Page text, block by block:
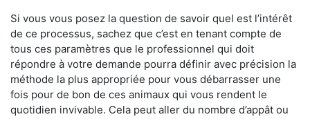
Si vous vous posez la question de savoir quel est l’intérêt
de ce processus, sachez que c’est en tenant compte de
tous ces paramètres que le professionnel qui doit
répondre à votre demande pourra définir avec précision la
méthode la plus appropriée pour vous débarrasser une
fois pour de bon de ces animaux qui vous rendent le
quotidien invivable. Cela peut aller du nombre d’appât ou